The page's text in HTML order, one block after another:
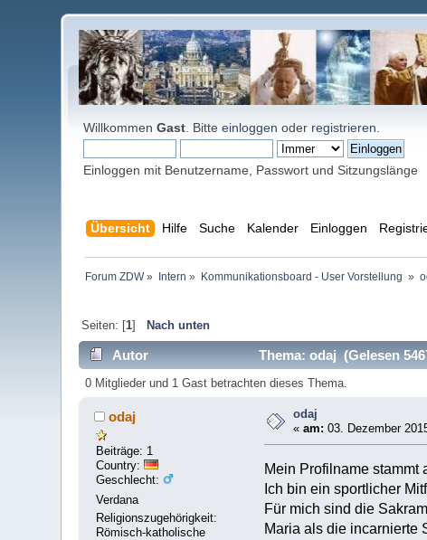
WillkommenGast . Bitteeinloggen oder registrieren
Einloggen mit Benutzername, Passwort und Sitzungslänge
Übersicht Hilfe Suche Kalender Einloggen
Forum ZDW» Intern » Kommunikationsboard - User Vorstellung »
Seiten: [1] Nach unten
Autor Thema: odaj (Gelesen
0 Mitglieder und 1 Gast betrachten dieses Thema.
odaj
Beiträge: 1
Country:
Geschlecht:
Verdana
Religionszugehörigkeit:
Römisch-katholische
odaj
«am: 03. Dezember
Mein Profilname stammt
Ich bin ein sportlicher
Für mich sind die
Maria als die incarnierte